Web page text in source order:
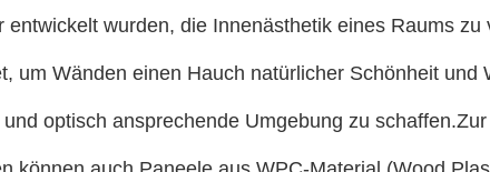
wurden, die Innenästhetik eines Raums zu
um Wänden einen Hauch natürlicher Schönheit und
optisch ansprechende Umgebung zu